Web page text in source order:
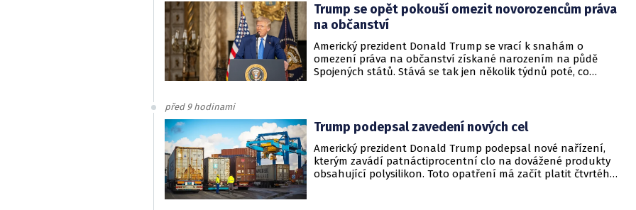
Trump se opět pokouší omezit novorozencům práva
na občanství
Americký prezident Donald Trump se vrací k snahám o
omezení práva na občanství získané narozením na půdě
Spojených států. Stává se tak jen několik týdnů poté, co
před 9 hodinami
Trump podepsal zavedení nových cel
Americký prezident Donald Trump podepsal nové nařízení,
kterým zavádí patnáctiprocentní clo na dovážené produkty
obsahující polysilikon. Toto opatření má začít platit čtvrtého